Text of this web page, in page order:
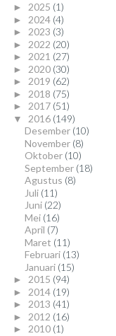
► 2025 (1)
► 2024 (4)
► 2023 (3)
► 2022 (20)
► 2021 (27)
► 2020 (30)
► 2019 (62)
► 2018 (75)
► 2017 (51)
▼ 2016 (149)
Desember (10)
November (8)
Oktober (10)
September (18)
Agustus (8)
Juli (11)
Juni (22)
Mei (16)
April (7)
Maret (11)
Februari (13)
Januari (15)
► 2015 (94)
► 2014 (19)
► 2013 (41)
► 2012 (16)
► 2010 (1)